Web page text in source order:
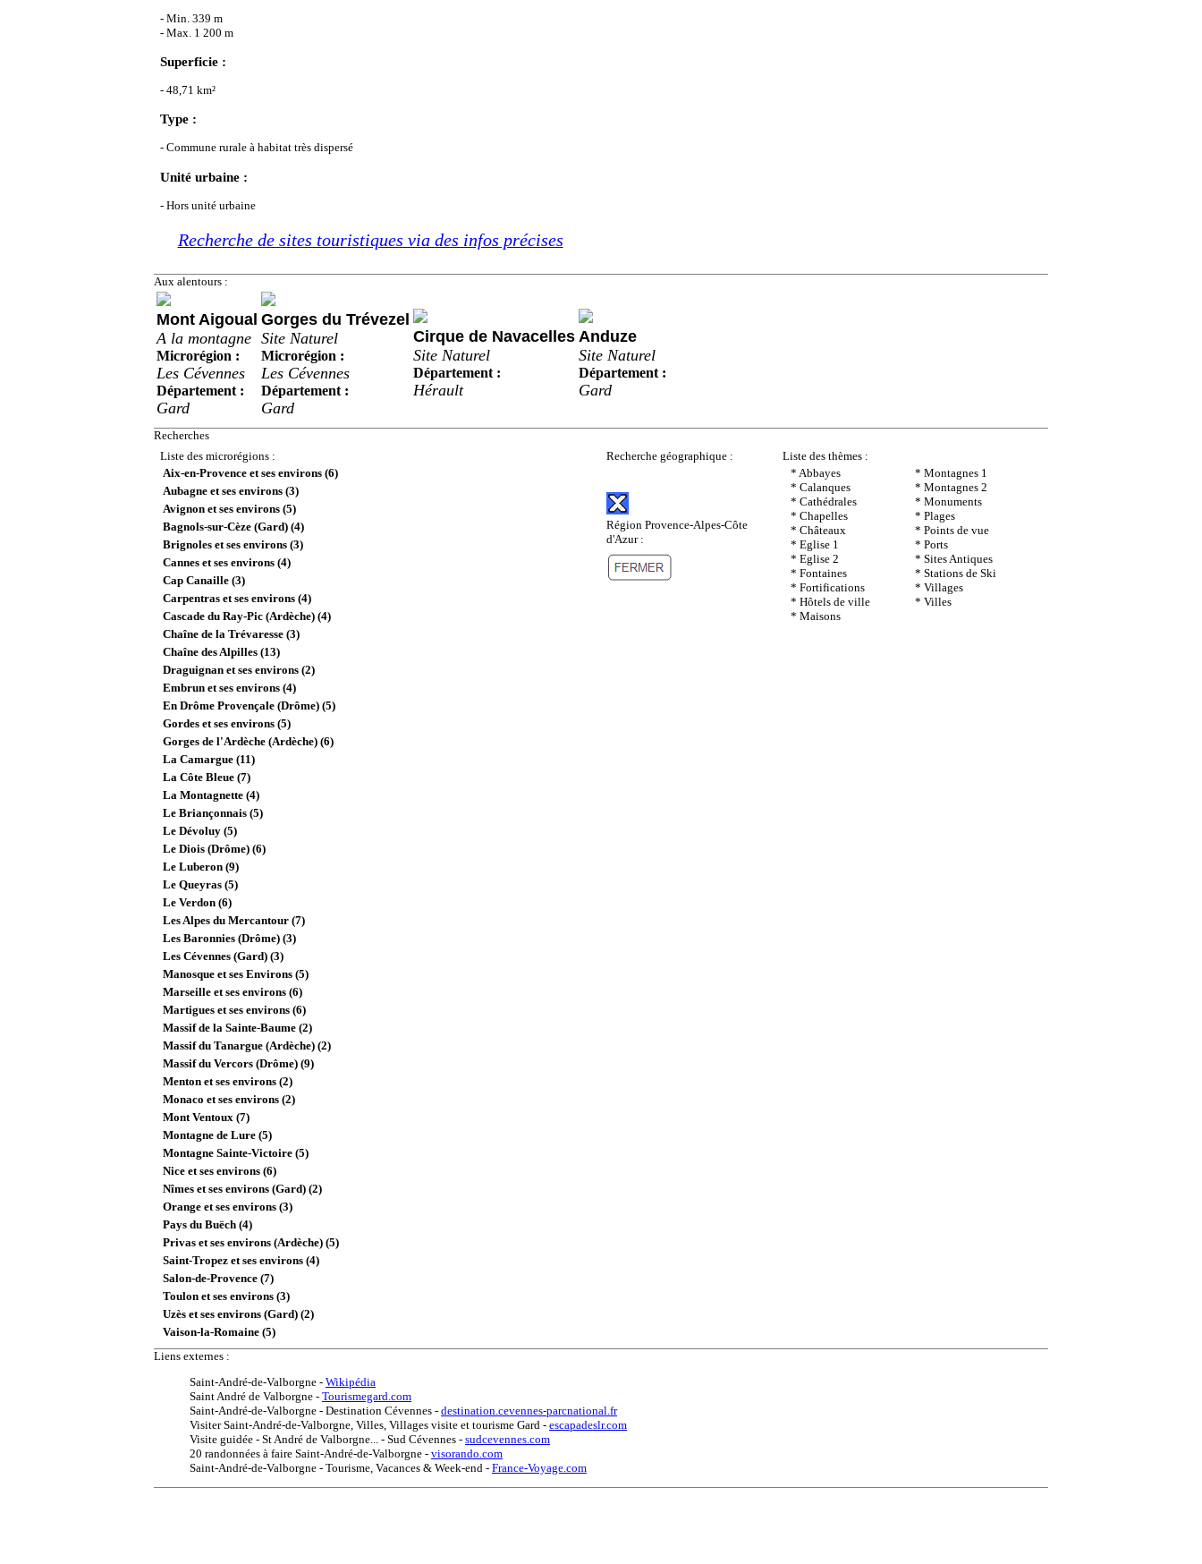
- Min. 339 m
- Max. 1 200 m
Superficie :
- 48,71 km²
Type :
- Commune rurale à habitat très dispersé
Unité urbaine :
- Hors unité urbaine
Recherche de sites touristiques via des infos précises
Aux alentours :
Mont Aigoual
A la montagne
Microrégion :
Les Cévennes
Département :
Gard
Gorges du Trévezel
Site Naturel
Microrégion :
Les Cévennes
Département :
Gard
Cirque de Navacelles
Site Naturel
Département :
Hérault
Anduze
Site Naturel
Département :
Gard
Recherches
Liste des microrégions :
Aix-en-Provence et ses environs (6)
Aubagne et ses environs (3)
Avignon et ses environs (5)
Bagnols-sur-Cèze (Gard) (4)
Brignoles et ses environs (3)
Cannes et ses environs (4)
Cap Canaille (3)
Carpentras et ses environs (4)
Cascade du Ray-Pic (Ardèche) (4)
Chaîne de la Trévaresse (3)
Chaîne des Alpilles (13)
Draguignan et ses environs (2)
Embrun et ses environs (4)
En Drôme Provençale (Drôme) (5)
Gordes et ses environs (5)
Gorges de l'Ardèche (Ardèche) (6)
La Camargue (11)
La Côte Bleue (7)
La Montagnette (4)
Le Briançonnais (5)
Le Dévoluy (5)
Le Diois (Drôme) (6)
Le Luberon (9)
Le Queyras (5)
Le Verdon (6)
Les Alpes du Mercantour (7)
Les Baronnies (Drôme) (3)
Les Cévennes (Gard) (3)
Manosque et ses Environs (5)
Marseille et ses environs (6)
Martigues et ses environs (6)
Massif de la Sainte-Baume (2)
Massif du Tanargue (Ardèche) (2)
Massif du Vercors (Drôme) (9)
Menton et ses environs (2)
Monaco et ses environs (2)
Mont Ventoux (7)
Montagne de Lure (5)
Montagne Sainte-Victoire (5)
Nice et ses environs (6)
Nîmes et ses environs (Gard) (2)
Orange et ses environs (3)
Pays du Buëch (4)
Privas et ses environs (Ardèche) (5)
Saint-Tropez et ses environs (4)
Salon-de-Provence (7)
Toulon et ses environs (3)
Uzès et ses environs (Gard) (2)
Vaison-la-Romaine (5)
Recherche géographique :
Région Provence-Alpes-Côte
d'Azur :
Liste des thèmes :
* Abbayes
* Calanques
* Cathédrales
* Chapelles
* Châteaux
* Eglise 1
* Eglise 2
* Fontaines
* Fortifications
* Hôtels de ville
* Maisons
* Montagnes 1
* Montagnes 2
* Monuments
* Plages
* Points de vue
* Ports
* Sites Antiques
* Stations de Ski
* Villages
* Villes
Liens externes :
Saint-André-de-Valborgne - Wikipédia
Saint André de Valborgne - Tourismegard.com
Saint-André-de-Valborgne - Destination Cévennes - destination.cevennes-parcnational.fr
Visiter Saint-André-de-Valborgne, Villes, Villages visite et tourisme Gard - escapadeslr.com
Visite guidée - St André de Valborgne... - Sud Cévennes - sudcevennes.com
20 randonnées à faire Saint-André-de-Valborgne - visorando.com
Saint-André-de-Valborgne - Tourisme, Vacances & Week-end - France-Voyage.com